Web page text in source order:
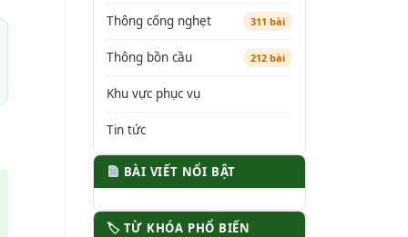
Thông cống nghẹt 311 bài
Thông bồn cầu 212 bài
Khu vực phục vụ
Tin tức
BÀI VIẾT NỔI BẬT
🏷 TỪ KHÓA PHỔ BIẾN